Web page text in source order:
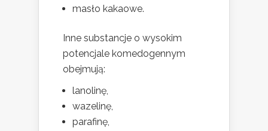
masło kakaowe.
Inne substancje o wysokim
potencjale komedogennym
obejmują:
lanolinę,
wazelinę,
parafinę,